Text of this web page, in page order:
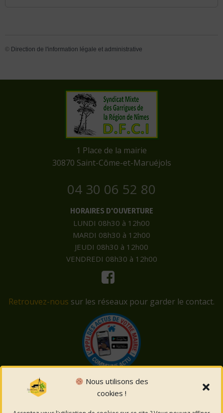
Nous utilisons des
cookies !
© Direction de l'information légale et administrative
​1 Place de la mairie
​30870 Saint-Côme-et-Maruéjols
04 30 06 52 80
HORAIRES D'OUVERTURE
LUNDI 08h30 à 12h00
MARDI 08h30 à 12h00
JEUDI 08h30 à 12h00
VENDREDI 08h30 à 12h00
Retrouvez-nous sur les réseaux pour garder le contact.
© 2026 Saint-Côme-et-Maruéjols. Un service proposé